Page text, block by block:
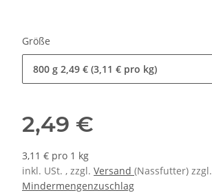
Größe
800 g 2,49 € (3,11 € pro kg)
2,49 €
3,11 € pro 1 kg
inkl. USt. , zzgl. Versand (Nassfutter) zzgl.
Mindermengenzuschlag